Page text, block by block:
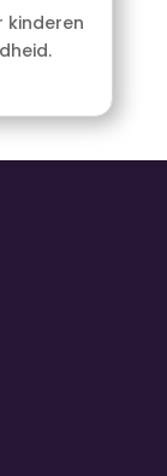
kinderen